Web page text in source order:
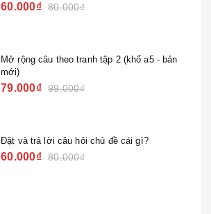
60.000₫ 80.000₫
Mở rộng câu theo tranh tập 2 (khổ a5 - bản
mới)
79.000₫ 99.000₫
Đặt và trả lời câu hỏi chủ đề cái gì?
60.000₫ 80.000₫